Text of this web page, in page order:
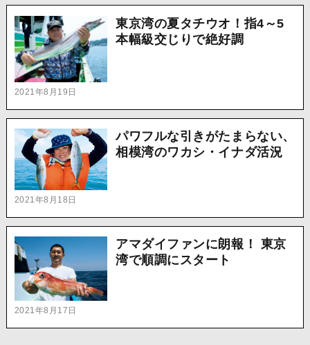
2021年8月19日
東京湾の夏タチウオ！指4～5
本幅級交じりで絶好調
2021年8月18日
パワフルな引きがたまらない、
相模湾のワカシ・イナダ活況
2021年8月17日
アマダイファンに朗報！ 東京
湾で順調にスタート